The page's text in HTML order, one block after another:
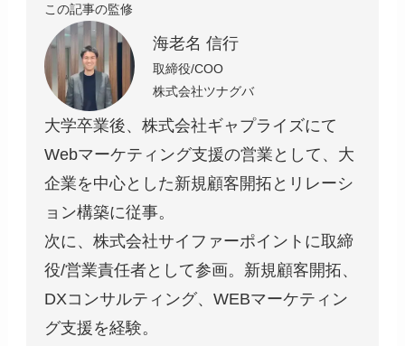
この記事の監修
海老名 信行
取締役/COO
株式会社ツナグバ
大学卒業後、株式会社ギャプライズにて
Webマーケティング支援の営業として、大
企業を中心とした新規顧客開拓とリレーシ
ョン構築に従事。
次に、株式会社サイファーポイントに取締
役/営業責任者として参画。新規顧客開拓、
DXコンサルティング、WEBマーケティン
グ支援を経験。